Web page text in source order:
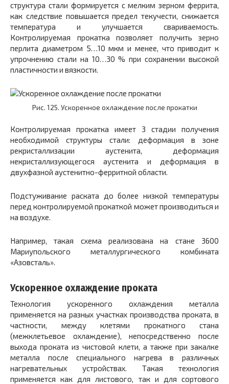
структура стали формируется с мелким зерном феррита,
как следствие повышается предел текучести, снижается
температура и улучшается свариваемость.
Контролируемая прокатка позволяет получить зерно
перлита диаметром 5…10 мкм и менее, что приводит к
упрочнению стали на 10…30 % при сохранении высокой
пластичности и вязкости.
Рис. 125. Ускоренное охлаждение после прокатки
Контролируемая прокатка имеет 3 стадии получения
необходимой структуры стали: деформация в зоне
рекристаллизации аустенита, деформация
некристаллизующегося аустенита и деформация в
двухфазной аустенитно-ферритной области.
Подстуживание раската до более низкой температуры
перед контролируемой прокаткой может производиться и
на воздухе.
Например, такая схема реализована на стане 3600
Мариупольского металлургического комбината
«Азовсталь».
Ускоренное охлаждение проката
Технология ускоренного охлаждения металла
применяется на разных участках производства проката, в
частности, между клетями прокатного стана
(межклетьевое охлаждение), непосредственно после
выхода проката из чистовой клети, а также при закалке
металла после специального нагрева в различных
нагревательных устройствах. Такая технология
применяется как для листового, так и для сортового